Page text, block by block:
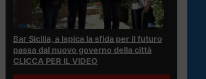
Bar Sicilia, a Ispica la sfida per il futuro
passa dal nuovo governo della città
CLICCA PER IL VIDEO